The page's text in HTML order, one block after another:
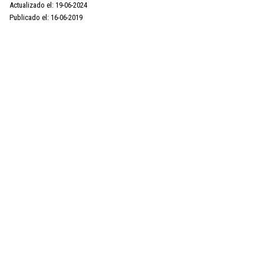
Actualizado el: 19-06-2024
Publicado el: 16-06-2019